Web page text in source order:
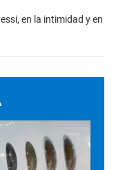
en la intimidad y en